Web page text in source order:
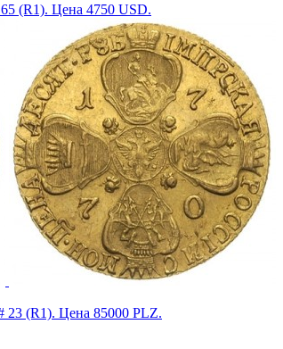
(R1). Цена 4750 USD.
23 (R1). Цена 85000 PLZ.